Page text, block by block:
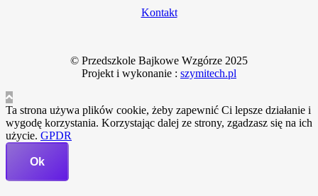
Kontakt
© Przedszkole Bajkowe Wzgórze 2025
Projekt i wykonanie : szymitech.pl
Ta strona używa plików cookie, żeby zapewnić Ci lepsze działanie i
wygodę korzystania. Korzystając dalej ze strony, zgadzasz się na ich
użycie. GPDR
Ok